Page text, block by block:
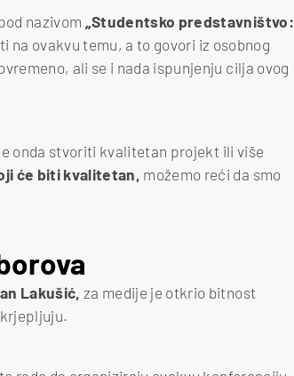
nazivom „Studentsko predstavništvo:
na ovakvu temu, a to govori iz osobnog
ali se i nada ispunjenju cilja ovog
onda stvoriti kvalitetan projekt ili više
će biti kvalitetan, možemo reći da smo
Lakušić,za medije je otkrio bitnost